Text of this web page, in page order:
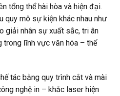
tổng thể hài hòa và hiện đại.
quy mô sự kiện khác nhau như
giải nhân sự xuất sắc, tri ân
trong lĩnh vực văn hóa – thể
tác bằng quy trình cắt và mài
nghệ in – khắc laser hiện